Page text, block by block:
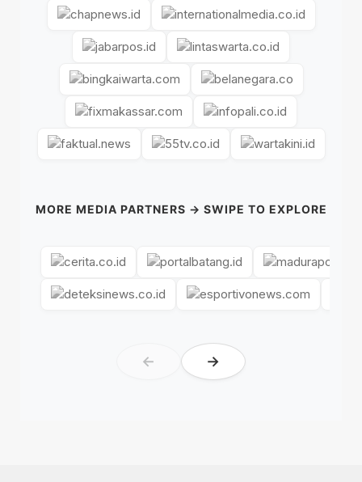
MORE MEDIA PARTNERS → SWIPE TO EXPLORE
← →